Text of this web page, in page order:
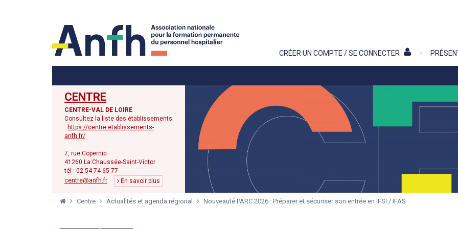
CRÉER UN COMPTE / SE CONNECTER
CENTRE
CENTRE-VAL DE LOIRE
Consultez la liste des établissements
: https://centre.etablissements-
anfh.fr/
7, rue Copernic
41260 La Chaussée-Saint-Victor
tél : 02 54 74 65 77
centre@anfh.fr
En savoir plus
Centre Actualités et agenda régional Nouveauté PARC 2026 : Préparer et sécuriser son entrée en IFSI / IFAS